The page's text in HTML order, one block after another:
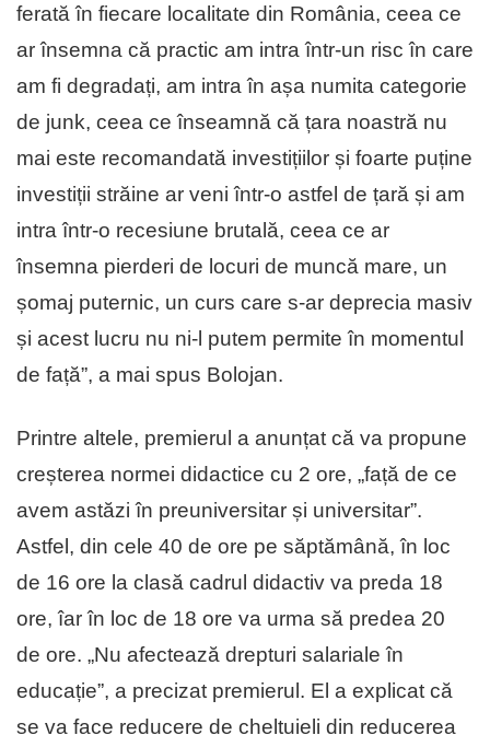
ferată în fiecare localitate din România, ceea ce
ar însemna că practic am intra într-un risc în care
am fi degradați, am intra în așa numita categorie
de junk, ceea ce înseamnă că țara noastră nu
mai este recomandată investițiilor și foarte puține
investiții străine ar veni într-o astfel de țară și am
intra într-o recesiune brutală, ceea ce ar
însemna pierderi de locuri de muncă mare, un
șomaj puternic, un curs care s-ar deprecia masiv
și acest lucru nu ni-l putem permite în momentul
de față”, a mai spus Bolojan.
Printre altele, premierul a anunțat că va propune
creșterea normei didactice cu 2 ore, „față de ce
avem astăzi în preuniversitar și universitar”.
Astfel, din cele 40 de ore pe săptămână, în loc
de 16 ore la clasă cadrul didactiv va preda 18
ore, îar în loc de 18 ore va urma să predea 20
de ore. „Nu afectează drepturi salariale în
educație”, a precizat premierul. El a explicat că
se va face reducere de cheltuieli din reducerea